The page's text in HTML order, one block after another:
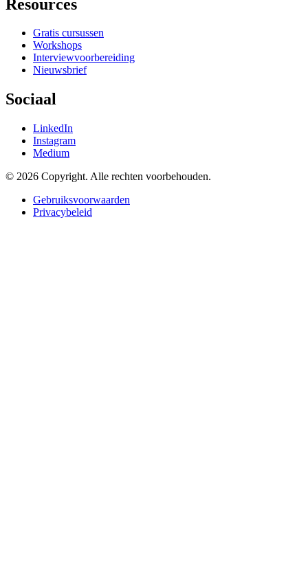
Resources
Gratis cursussen
Workshops
Interviewvoorbereiding
Nieuwsbrief
Sociaal
LinkedIn
Instagram
Medium
© 2026 Copyright. Alle rechten voorbehouden.
Gebruiksvoorwaarden
Privacybeleid